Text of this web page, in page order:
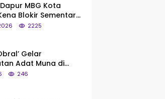
MBG Kota
Blokir Sementara
2225
Gelar
Adat Muna di
KKMM, Ridwan Bae:
246